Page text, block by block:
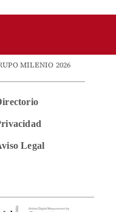
MILENIO 2026
Legal